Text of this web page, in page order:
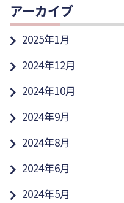
アーカイブ
2025年1月
2024年12月
2024年10月
2024年9月
2024年8月
2024年6月
2024年5月